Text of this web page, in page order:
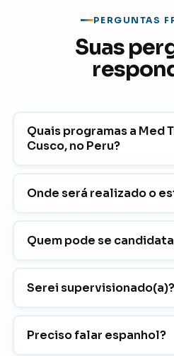
PERGUNTAS
Suas
Quais programas a Med
Cusco, no Peru?
Onde será realizado o
Quem pode se
Serei supervisionado(a)?
Preciso falar espanhol?